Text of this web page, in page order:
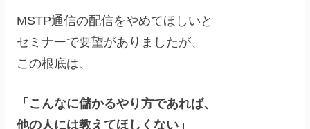
MSTP通信の配信をやめてほしいと
セミナーで要望がありましたが、
この根底は、
「こんなに儲かるやり方であれば、
他の人には教えてほしくない」